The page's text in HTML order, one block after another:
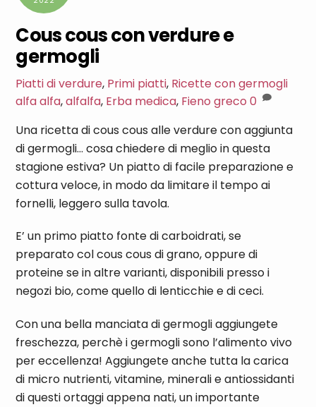
Cous cous con verdure e
germogli
Piatti di verdure, Primi piatti, Ricette con germogli
alfa alfa,alfalfa, Erba medica, Fieno greco 0
Una ricetta di cous cous alle verdure con aggiunta
di germogli… cosa chiedere di meglio in questa
stagione estiva? Un piatto di facile preparazione e
cottura veloce, in modo da limitare il tempo ai
fornelli, leggero sulla tavola.
E’ un primo piatto fonte di carboidrati, se
preparato col cous cous di grano, oppure di
proteine se in altre varianti, disponibili presso i
negozi bio, come quello di lenticchie e di ceci.
Con una bella manciata di germogli aggiungete
freschezza, perchè i germogli sono l’alimento vivo
per eccellenza! Aggiungete anche tutta la carica
di micro nutrienti, vitamine, minerali e antiossidanti
di questi ortaggi appena nati, un importante